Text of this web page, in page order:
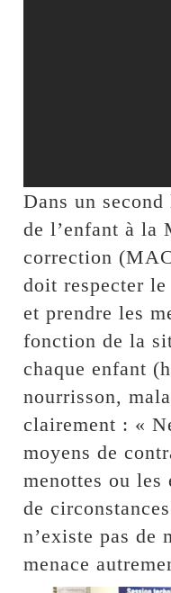
Dans un
de l’enfant à la
correction
doit respecter
et prendre les
fonction de la
chaque enfant
nourrisson,
clairement : «
moyens de
menottes ou les
de
n’existe pas de
menace